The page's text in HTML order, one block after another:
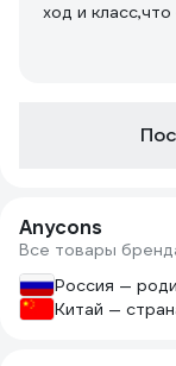
ход и
Anycons
Все товары
Россия —
Китай —